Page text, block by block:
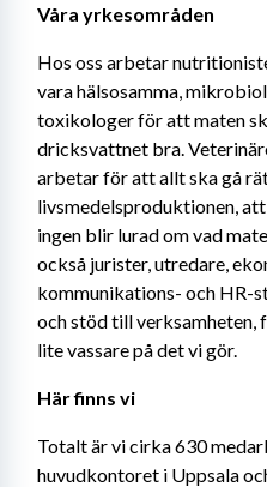
Våra yrkesområden
Hos oss arbetar
vara hälsosamma,
toxikologer för att maten
dricksvattnet bra.
arbetar för att allt ska gå
livsmedelsproduktionen,
ingen blir lurad om vad
också jurister, utredare,
kommunikations- och HR-
och stöd till verksamheten,
lite vassare på det vi gör.
Här finns vi
Totalt är vi cirka 630
huvudkontoret i Uppsala